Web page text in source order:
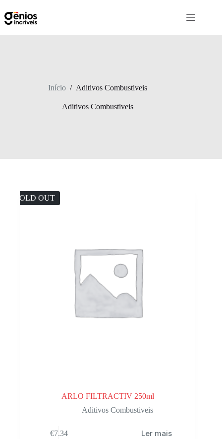
Início / Aditivos Combustiveis
Aditivos Combustiveis
SOLD OUT
ARLO FILTRACTIV 250ml
Aditivos Combustiveis
€7.34 Ler mais